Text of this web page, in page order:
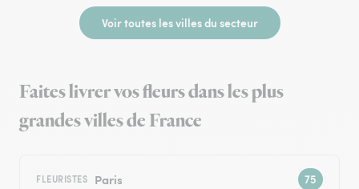
Voir toutes les villes du secteur
Faites livrer vos fleurs dans les plus
grandes villes de France
FLEURISTES Paris